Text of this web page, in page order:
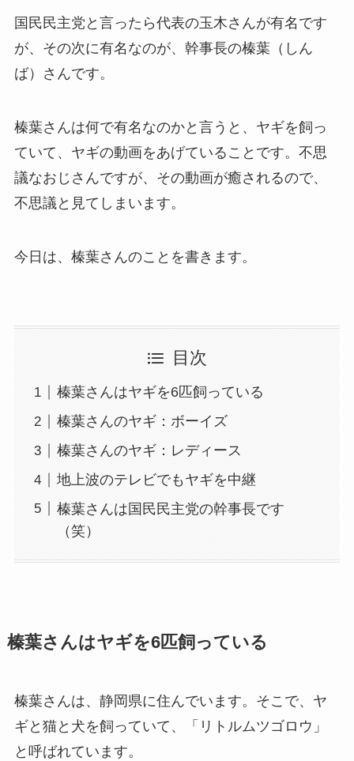
国民民主党と言ったら代表の玉木さんが有名です
が、その次に有名なのが、幹事長の榛葉（しん
ば）さんです。
榛葉さんは何で有名なのかと言うと、ヤギを飼っ
ていて、ヤギの動画をあげていることです。不思
議なおじさんですが、その動画が癒されるので、
不思議と見てしまいます。
今日は、榛葉さんのことを書きます。
目次
榛葉さんはヤギを6匹飼っている
榛葉さんのヤギ：ボーイズ
榛葉さんのヤギ：レディース
地上波のテレビでもヤギを中継
榛葉さんは国民民主党の幹事長です
（笑）
榛葉さんはヤギを6匹飼っている
榛葉さんは、静岡県に住んでいます。そこで、ヤ
ギと猫と犬を飼っていて、「リトルムツゴロウ」
と呼ばれています。